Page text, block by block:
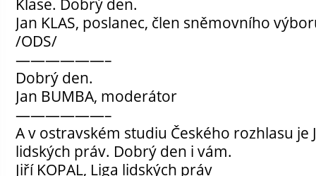
Jan KLAS, poslanec, člen sněmovního
/ODS/
——————–
Dobrý den.
Jan BUMBA, moderátor
——————–
A v ostravském studiu Českého rozhlasu je
lidských práv. Dobrý den i vám.
Jiří KOPAL, Liga lidských práv